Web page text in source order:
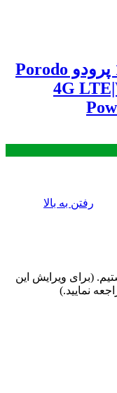
مودم جیبی و پاوربانک 10000 پرودو Porodo
4G
رفتن به بالا
هستیم. (برای ویرایش این
نمایید.)